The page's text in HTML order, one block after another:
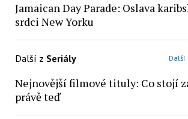
Jamaican Day Parade: Oslava
srdci New Yorku
Další z Seriály Další
Nejnovější filmové tituly: Co stojí
právě teď